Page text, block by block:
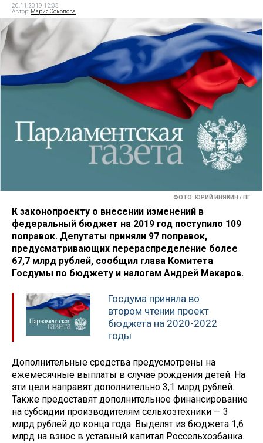
20.11.2019 12:33
Автор: Мария Соколова
ФОТО: ЮРИЙ ИНЯКИН / ПГ
К законопроекту о внесении изменений в
федеральный бюджет на 2019 год поступило 109
поправок. Депутаты приняли 97 поправок,
предусматривающих перераспределение более
67,7 млрд рублей, сообщил глава Комитета
Госдумы по бюджету и налогам Андрей Макаров.
Госдума приняла во
втором чтении проект
бюджета на 2020-2022
годы
Дополнительные средства предусмотрены на
ежемесячные выплаты в случае рождения детей. На
эти цели направят дополнительно 3,1 млрд рублей.
Также предоставят дополнительное финансирование
на субсидии производителям сельхозтехники — 3
млрд рублей до конца года. Выделят из бюджета 1,6
млрд на взнос в уставный капитал Россельхозбанка.